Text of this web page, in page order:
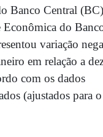
Banco Central
do
variação
em relação a
com os dados
(ajustados para